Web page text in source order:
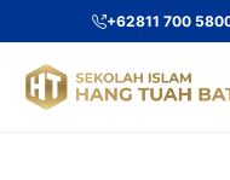
to
content
+62811 700